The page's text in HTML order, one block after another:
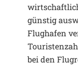
günstig
Flughafen
bei den